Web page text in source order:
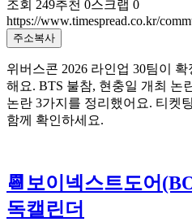
조회 249추천 0스크랩 0
https://www.timespread.co.kr/
주소복사
위버스콘 2026 라인업 30팀이
해요. BTS 불참, 현충일 개최 논
논란 3가지를 정리했어요. 티켓
함께 확인하세요.
📆보이넥스트도어
독캘린더